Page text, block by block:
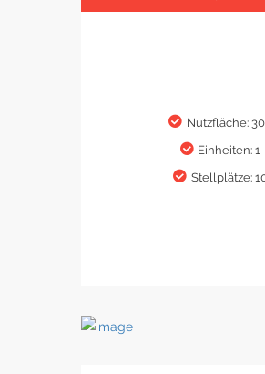
Nutzfläche:
Einheiten: 1
Stellplätze: